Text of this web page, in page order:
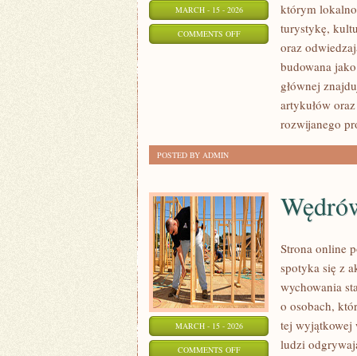
MARCH - 15 - 2026
COMMENTS OFFON
którym
turystykę,
oraz
budowana
głównej
artykułów
rozwijanego
POSTED BY ADMIN
MARCH - 15 - 2026
COMMENTS OFFON
Strona online
spotyka się z
wychowania
o osobach,
tej wyjątkowej
ludzi